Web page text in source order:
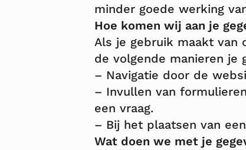
minder goede werking
Hoe komen wij aan je
Als je gebruik maakt van
de volgende manieren je
– Navigatie door de
– Invullen van
een vraag.
– Bij het plaatsen van
Wat doen we met je